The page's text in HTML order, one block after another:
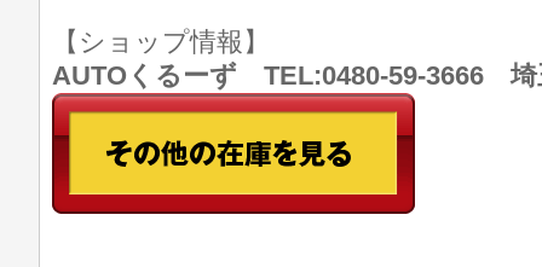
【ショップ情報】
AUTOくるーず TEL:0480-59-3666 埼